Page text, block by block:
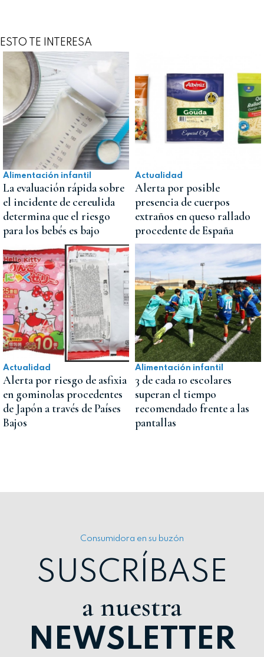
ESTO TE INTERESA
Alimentación infantil
La evaluación rápida sobre
el incidente de cereulida
determina que el riesgo
para los bebés es bajo
Actualidad
Alerta por posible
presencia de cuerpos
extraños en queso rallado
procedente de España
Actualidad
Alerta por riesgo de asfixia
en gominolas procedentes
de Japón a través de Países
Bajos
Alimentación infantil
3 de cada 10 escolares
superan el tiempo
recomendado frente a las
pantallas
Consumidora en su buzón
SUSCRÍBASE
a nuestra
NEWSLETTER